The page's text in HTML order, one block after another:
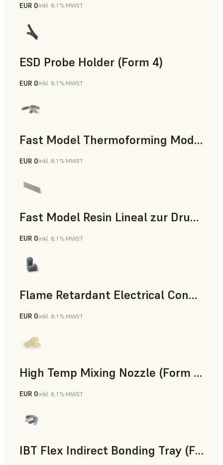
Zahnmedizin
EUR 0inkl. 8.1 % MWST
ESD Probe Holder (Form 4)
Technik
EUR 0inkl. 8.1 % MWST
Fast Model Thermoforming Model
Zahnmedizin
EUR 0inkl. 8.1 % MWST
Fast Model Resin Lineal zur Druckzeitmessung
Standard
EUR 0inkl. 8.1 % MWST
Flame Retardant Electrical Connector (Form 4)
Technik
EUR 0inkl. 8.1 % MWST
High Temp Mixing Nozzle (Form 4)
Technik
EUR 0inkl. 8.1 % MWST
IBT Flex Indirect Bonding Tray (Form 4)